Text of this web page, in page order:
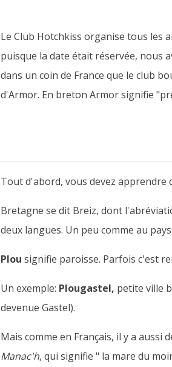
Le Club Hotchkiss organise tous les
puisque la date était réservée, nous
dans un coin de France que le club
d'Armor. En breton Armor signifie
Tout d'abord, vous devez
Bretagne se dit Breiz, dont
deux langues. Un peu comme au pays
Plou signifie paroisse. Parfois c'est
Un exemple: Plougastel, petite ville
devenue Gastel).
Mais comme en Français, il y a aussi
Manac'h, qui signifie " la mare du